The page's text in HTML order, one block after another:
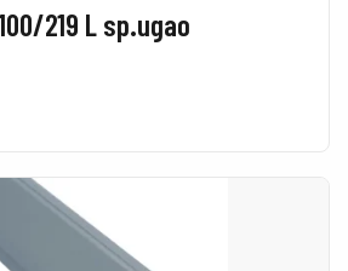
219 L sp.ugao